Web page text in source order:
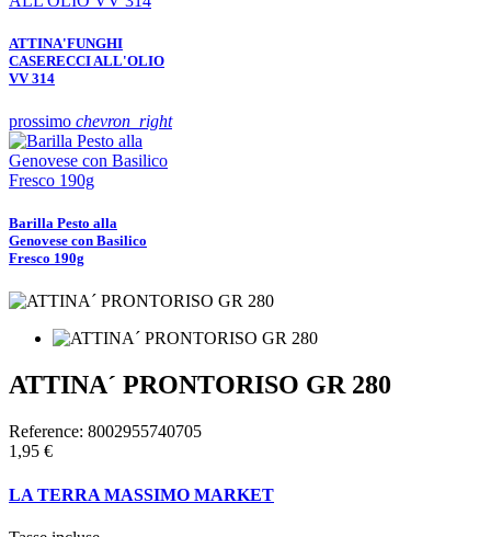
ATTINA'FUNGHI
CASERECCI ALL'OLIO
VV 314
prossimo chevron_right
Barilla Pesto alla
Genovese con Basilico
Fresco 190g
ATTINA´ PRONTORISO GR 280
Reference: 8002955740705
1,95 €
LA TERRA MASSIMO MARKET